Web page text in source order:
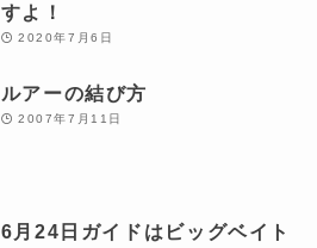
すよ！
2020年7月6日
ルアーの結び方
2007年7月11日
6月24日ガイドはビッグベイト